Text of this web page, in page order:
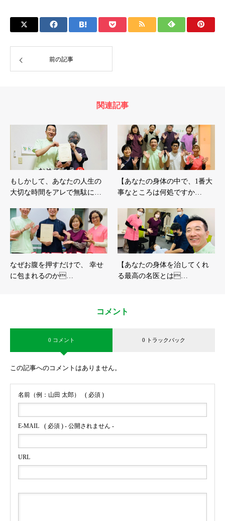
前の記事
関連記事
もしかして、あなたの人生の
大切な時間をアレで無駄に…
【あなたの身体の中で、1番大
事なところは何処ですか…
なぜお腹を押すだけで、 幸せ
に包まれるのか…
【あなたの身体を治してくれ
る最高の名医とは…
コメント
0 コメント 0 トラックバック
この記事へのコメントはありません。
名前（例：山田 太郎） ( 必須 )
E-MAIL ( 必須 ) - 公開されません -
URL